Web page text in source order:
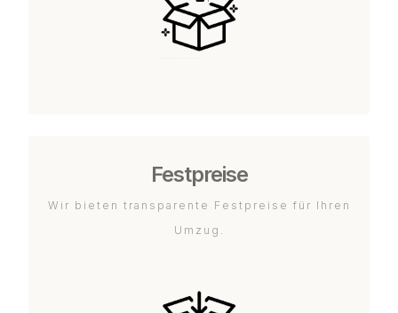
Festpreise
Wir bieten transparente Festpreise für Ihren
Umzug.